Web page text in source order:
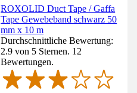
ROXOLID Duct Tape / Gaffa
Tape Gewebeband schwarz 50
mm x 10 m
Durchschnittliche Bewertung:
2.9 von 5 Sternen. 12
Bewertungen.